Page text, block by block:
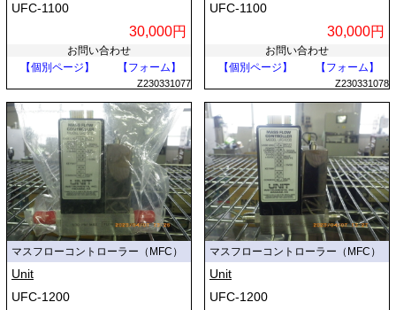
UFC-1100
30,000円
お問い合わせ
【個別ページ】
【フォーム】
Z230331077
UFC-1100
30,000円
お問い合わせ
【個別ページ】
【フォーム】
Z230331078
マスフローコントローラー（MFC）
Unit
UFC-1200
マスフローコントローラー（MFC）
Unit
UFC-1200